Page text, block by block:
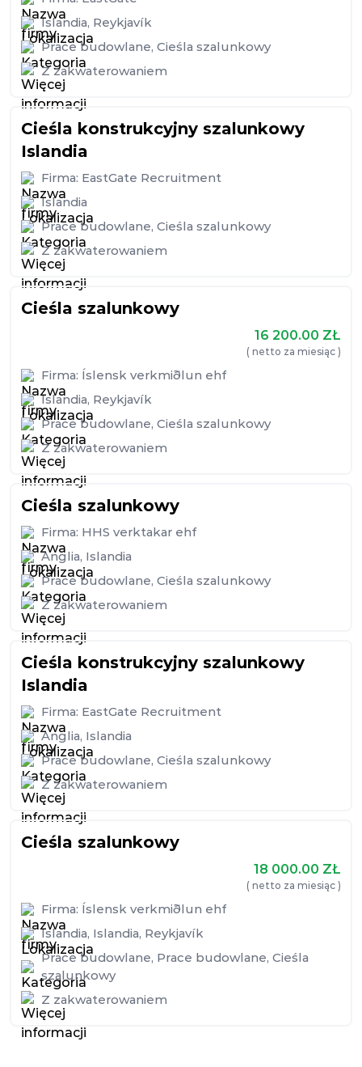
Islandia, Reykjavík
Prace budowlane, Cieśla szalunkowy
Z zakwaterowaniem
Cieśla konstrukcyjny szalunkowy
Islandia
Firma: EastGate Recruitment
Islandia
Prace budowlane, Cieśla szalunkowy
Z zakwaterowaniem
Cieśla szalunkowy
16 200.00 ZŁ
( netto za miesiąc )
Firma: Íslensk verkmiðlun ehf
Islandia, Reykjavík
Prace budowlane, Cieśla szalunkowy
Z zakwaterowaniem
Cieśla szalunkowy
Firma: HHS verktakar ehf
Anglia, Islandia
Prace budowlane, Cieśla szalunkowy
Z zakwaterowaniem
Cieśla konstrukcyjny szalunkowy
Islandia
Firma: EastGate Recruitment
Anglia, Islandia
Prace budowlane, Cieśla szalunkowy
Z zakwaterowaniem
Cieśla szalunkowy
18 000.00 ZŁ
( netto za miesiąc )
Firma: Íslensk verkmiðlun ehf
Islandia, Islandia, Reykjavík
Prace budowlane, Prace budowlane, Cieśla
szalunkowy
Z zakwaterowaniem